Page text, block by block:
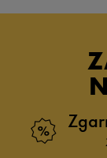
można zauważyć
Revenge, z drugiej
modelu wykonany
wraz z upływem
wyglądzie, a
materiałem
właściwe
Możesz więc
Oryginalne
Białe, czarne oraz
zaledwie niewielki
bieżąco obserwuje
akcesoriów i
najbliższych zakupów!